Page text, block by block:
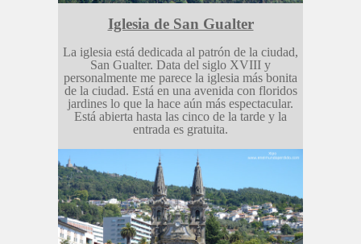
Iglesia de San Gualter
La iglesia está dedicada al patrón de la ciudad,
San Gualter. Data del siglo XVIII y
personalmente me parece la iglesia más bonita
de la ciudad. Está en una avenida con floridos
jardines lo que la hace aún más espectacular.
Está abierta hasta las cinco de la tarde y la
entrada es gratuita.